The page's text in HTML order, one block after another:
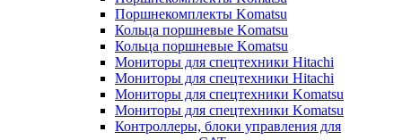
Поршнекомплекты Komatsu
Кольца поршневые Komatsu
Кольца поршневые Komatsu
Мониторы для спецтехники Hitachi
Мониторы для спецтехники Hitachi
Мониторы для спецтехники Komatsu
Мониторы для спецтехники Komatsu
Контроллеры, блоки управления для